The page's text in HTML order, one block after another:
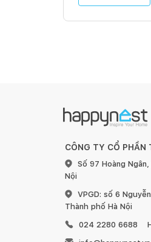
CÔNG TY CỔ PHẦN
Số 97 Hoàng
Nội
VPGD: số 6
Thành phố Hà Nội
024 2280 6688